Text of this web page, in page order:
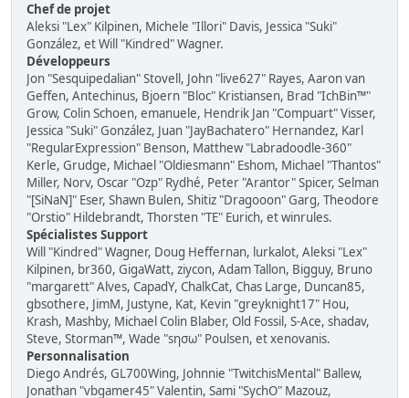
Chef de projet
Aleksi "Lex" Kilpinen, Michele "Illori" Davis, Jessica "Suki"
González, et Will "Kindred" Wagner.
Développeurs
Jon "Sesquipedalian" Stovell, John "live627" Rayes, Aaron van
Geffen, Antechinus, Bjoern "Bloc" Kristiansen, Brad "IchBin™"
Grow, Colin Schoen, emanuele, Hendrik Jan "Compuart" Visser,
Jessica "Suki" González, Juan "JayBachatero" Hernandez, Karl
"RegularExpression" Benson, Matthew "Labradoodle-360"
Kerle, Grudge, Michael "Oldiesmann" Eshom, Michael "Thantos"
Miller, Norv, Oscar "Ozp" Rydhé, Peter "Arantor" Spicer, Selman
"[SiNaN]" Eser, Shawn Bulen, Shitiz "Dragooon" Garg, Theodore
"Orstio" Hildebrandt, Thorsten "TE" Eurich, et winrules.
Spécialistes Support
Will "Kindred" Wagner, Doug Heffernan, lurkalot, Aleksi "Lex"
Kilpinen, br360, GigaWatt, ziycon, Adam Tallon, Bigguy, Bruno
"margarett" Alves, CapadY, ChalkCat, Chas Large, Duncan85,
gbsothere, JimM, Justyne, Kat, Kevin "greyknight17" Hou,
Krash, Mashby, Michael Colin Blaber, Old Fossil, S-Ace, shadav,
Steve, Storman™, Wade "sησω" Poulsen, et xenovanis.
Personnalisation
Diego Andrés, GL700Wing, Johnnie "TwitchisMental" Ballew,
Jonathan "vbgamer45" Valentin, Sami "SychO" Mazouz,